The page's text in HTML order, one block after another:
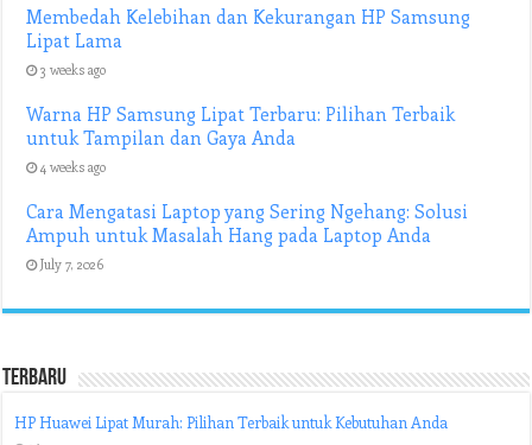
Membedah Kelebihan dan Kekurangan HP Samsung
Lipat Lama
3 weeks ago
Warna HP Samsung Lipat Terbaru: Pilihan Terbaik
untuk Tampilan dan Gaya Anda
4 weeks ago
Cara Mengatasi Laptop yang Sering Ngehang: Solusi
Ampuh untuk Masalah Hang pada Laptop Anda
July 7, 2026
Terbaru
HP Huawei Lipat Murah: Pilihan Terbaik untuk Kebutuhan Anda